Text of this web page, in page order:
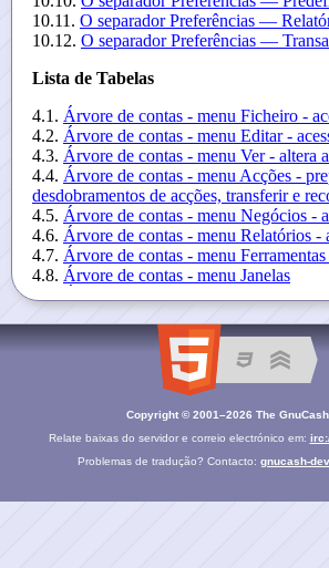
Copyright © 2001–2026 The
Relate baixas do servidor e correio electrónico em:
Problemas de tradução? Contacto: gnucash-